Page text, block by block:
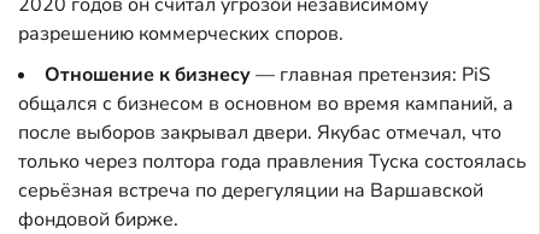
разрешению коммерческих споров.
Отношение к бизнесу— главная претензия: PiS
общался с бизнесом в основном во время кампаний, а
после выборов закрывал двери. Якубас отмечал, что
только через полтора года правления Туска состоялась
серьёзная встреча по дерегуляции на Варшавской
фондовой бирже.